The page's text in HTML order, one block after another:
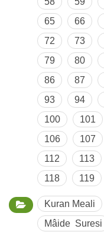
65
66
72
73
79
80
86
87
93
94
100
101
106
107
112
113
118
119
Kuran Meali
Mâide Suresi